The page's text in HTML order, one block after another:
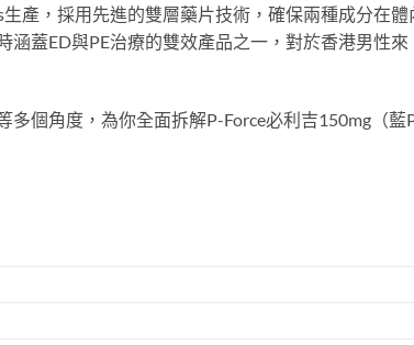
產，採用先進的雙層藥片技術，確保兩種成分在體
蓋ED與PE治療的雙效產品之一，對於香港男性來
個角度，為你全面拆解P-Force必利吉150mg（藍